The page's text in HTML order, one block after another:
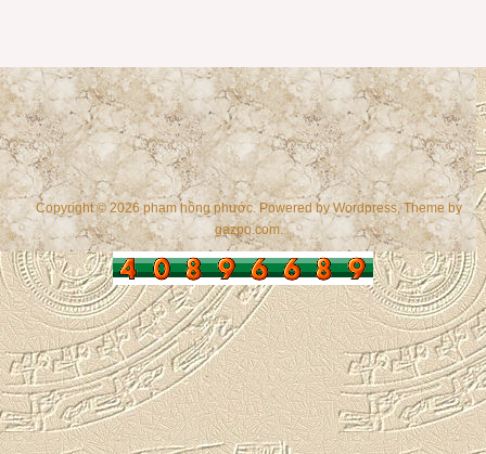
Copyright © 2026 phạm hồng phước. Powered byWordpress, Theme by
gazpo.com.